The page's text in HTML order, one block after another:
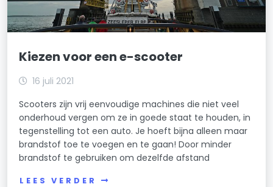
Kiezen voor een e-scooter
16 juli 2021
Scooters zijn vrij eenvoudige machines die niet veel
onderhoud vergen om ze in goede staat te houden, in
tegenstelling tot een auto. Je hoeft bijna alleen maar
brandstof toe te voegen en te gaan! Door minder
brandstof te gebruiken om dezelfde afstand
LEES VERDER